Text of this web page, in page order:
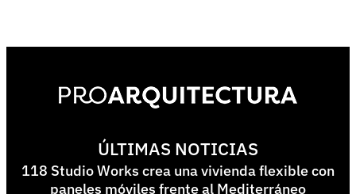
ÚLTIMAS NOTICIAS
118 Studio Works crea una vivienda flexible con
paneles móviles frente al Mediterráneo